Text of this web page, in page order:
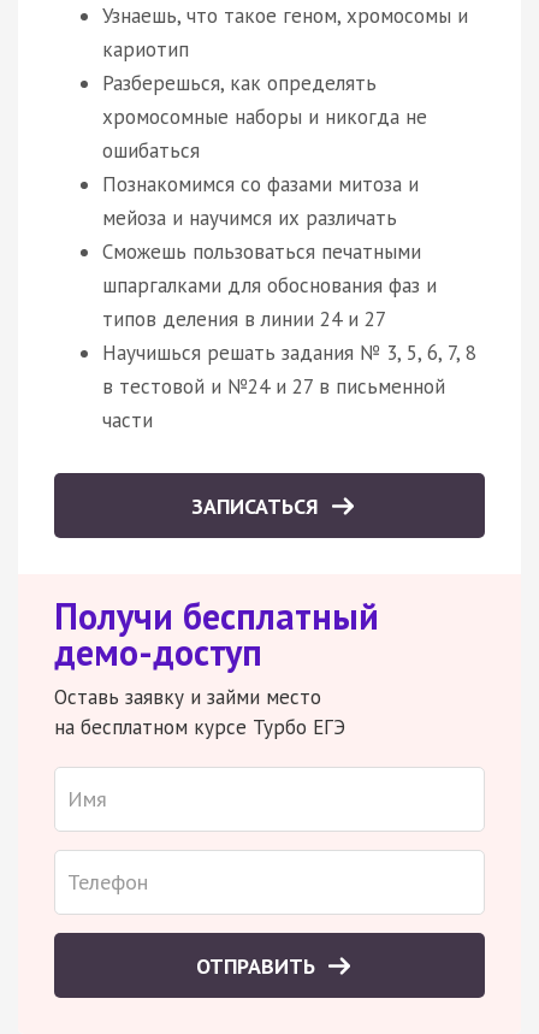
Узнаешь, что такое геном, хромосомы и
кариотип
Разберешься, как определять
хромосомные наборы и никогда не
ошибаться
Познакомимся со фазами митоза и
мейоза и научимся их различать
Сможешь пользоваться печатными
шпаргалками для обоснования фаз и
типов деления в линии 24 и 27
Научишься решать задания № 3, 5, 6, 7, 8
в тестовой и №24 и 27 в письменной
части
ЗАПИСАТЬСЯ
Получи бесплатный
демо-доступ
Оставь заявку и займи место
на бесплатном курсе Турбо ЕГЭ
ОТПРАВИТЬ